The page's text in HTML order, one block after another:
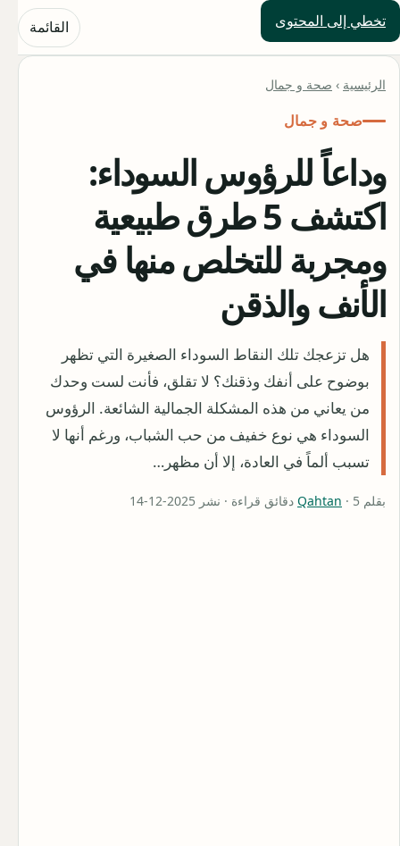
تخطي إلى المحتوى
حلول العالم القائمة
الرئيسية › صحة و جمال
صحة و جمال
وداعاً للرؤوس السوداء:
اكتشف 5 طرق طبيعية
ومجربة للتخلص منها في
الأنف والذقن
هل تزعجك تلك النقاط السوداء الصغيرة التي تظهر
بوضوح على أنفك وذقنك؟ لا تقلق، فأنت لست وحدك
من يعاني من هذه المشكلة الجمالية الشائعة. الرؤوس
السوداء هي نوع خفيف من حب الشباب، ورغم أنها لا
تسبب ألماً في العادة، إلا أن مظهر…
بقلم Qahtan · 5 دقائق قراءة · نشر 2025-12-14